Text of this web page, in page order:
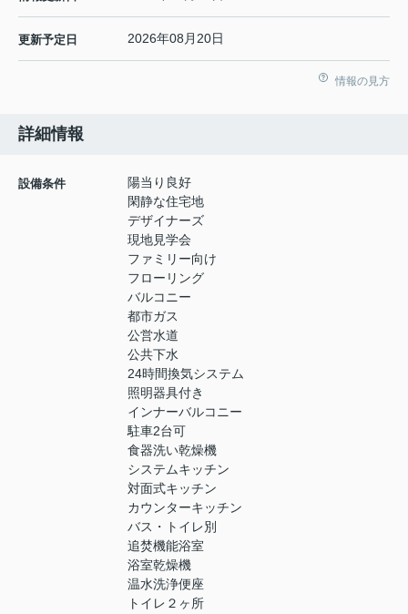
更新予定日 2026年08月20日
情報の見方
詳細情報
設備条件
陽当り良好
閑静な住宅地
デザイナーズ
現地見学会
ファミリー向け
フローリング
バルコニー
都市ガス
公営水道
公共下水
24時間換気システム
照明器具付き
インナーバルコニー
駐車2台可
食器洗い乾燥機
システムキッチン
対面式キッチン
カウンターキッチン
バス・トイレ別
追焚機能浴室
浴室乾燥機
温水洗浄便座
トイレ２ヶ所